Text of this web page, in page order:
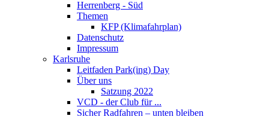
Herrenberg - Süd
Themen
KFP (Klimafahrplan)
Datenschutz
Impressum
Karlsruhe
Leitfaden Park(ing) Day
Über uns
Satzung 2022
VCD - der Club für ...
Sicher Radfahren – unten bleiben